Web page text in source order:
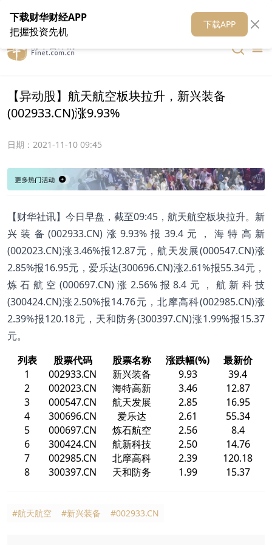
在线客服 关于我们 财华媒体矩阵 财华智库
【异动股】航天航空板块拉升，新兴装备
(002933.CN)涨9.93%
日期： 2021-11-10 09:45
【财华社讯】今日早盘，截至09:45，航天航空板块拉升。新
兴装备(002933.CN)涨9.93%报39.4元，海特高新
(002023.CN)涨3.46%报12.87元，航天发展(000547.CN)涨
2.85%报16.95元，爱乐达(300696.CN)涨2.61%报55.34元，
炼石航空(000697.CN)涨2.56%报8.4元，航新科技
(300424.CN)涨2.50%报14.76元，北摩高科(002985.CN)涨
2.39%报120.18元，天和防务(300397.CN)涨1.99%报15.37
元。
列表
股票代码 股票名称 涨跌幅(%)
最新价
1
002933.CN 新兴装备 9.93
39.4
2
002023.CN 海特高新 3.46
12.87
3
000547.CN 航天发展 2.85
16.95
4
300696.CN 爱乐达 2.61
55.34
5
000697.CN 炼石航空 2.56
8.4
6
300424.CN 航新科技 2.50
14.76
7
002985.CN 北摩高科 2.39
120.18
8
300397.CN 天和防务 1.99 15.37
#航天航空 #新兴装备 #002933.CN
下载财华财经APP
把握投资先机
下载APP